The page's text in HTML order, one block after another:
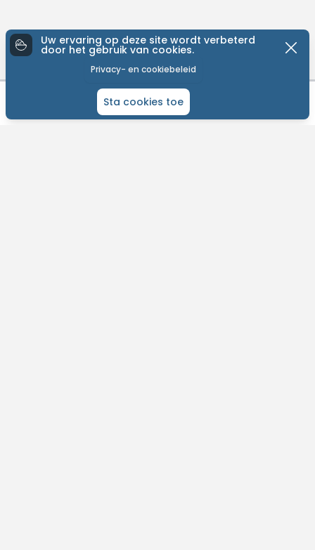
1-50/72
Uw ervaring op deze site wordt verbeterd
door het gebruik van cookies.
Sta cookies toe
Privacy- en cookiebeleid